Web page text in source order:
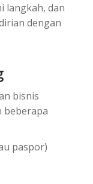
langkah, dan
dengan
bisnis
beberapa
paspor)